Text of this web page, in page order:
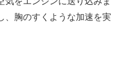
、胸のすくような加速を実